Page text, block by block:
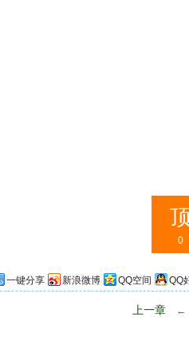
0
一键分享 新浪微博 QQ空间 QQ
上一章 ←